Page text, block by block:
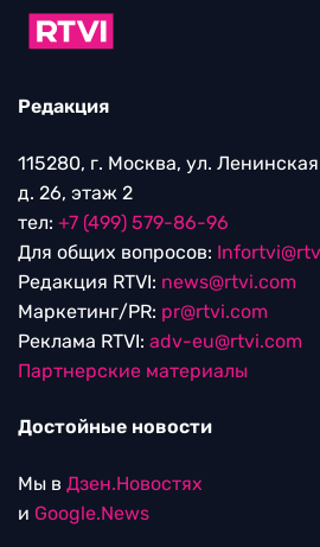
Редакция
115280, г. Москва, ул.
д. 26, этаж 2
тел: +7 (499) 579-86-96
Для общих вопросов:
Редакция RTVI: news@rtvi.com
Маркетинг/PR: pr@rtvi.com
Реклама RTVI: adv-eu@rtvi.com
Партнерские материалы
Достойные новости
Мы в Дзен.Новостях
и Google.News